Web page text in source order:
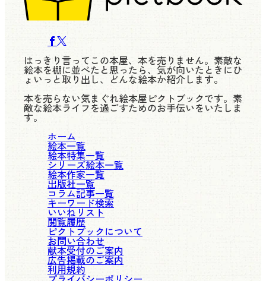
はっきり言ってこの本屋、本を売りません。素敵な
絵本を棚に並べたと思ったら、気が向いたときにひ
ょいっと取り出し、どんな絵本か紹介します。
本を売らない気まぐれ絵本屋ピクトブックです。素
敵な絵本ライフを過ごすためのお手伝いをいたしま
す。
ホーム
絵本一覧
絵本特集一覧
シリーズ絵本一覧
絵本作家一覧
出版社一覧
コラム記事一覧
キーワード検索
いいねリスト
閲覧履歴
ピクトブックについて
お問い合わせ
献本受付のご案内
広告掲載のご案内
利用規約